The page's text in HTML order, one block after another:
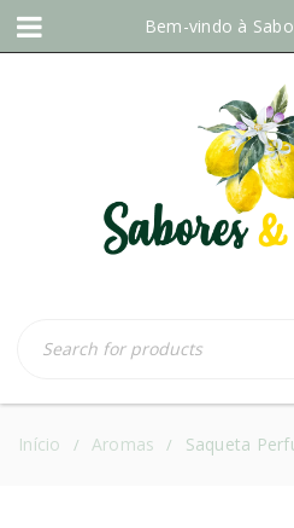
Bem-vindo à
Início / Aromas / Saqueta